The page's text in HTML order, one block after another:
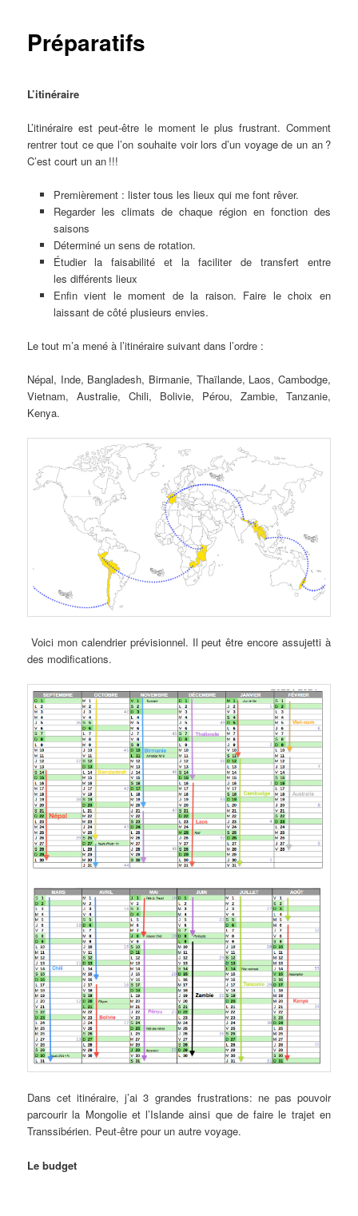
Préparatifs
L’itinéraire
L’itinéraire est peut-être le moment le plus frustrant. Comment
rentrer tout ce que l’on souhaite voir lors d’un voyage de un an ?
C’est court un an !!!
Premièrement : lister tous les lieux qui me font rêver.
Regarder les climats de chaque région en fonction des
saisons
Déterminé un sens de rotation.
Étudier la faisabilité et la faciliter de transfert entre
les différents lieux
Enfin vient le moment de la raison. Faire le choix en
laissant de côté plusieurs envies.
Le tout m’a mené à l’itinéraire suivant dans l’ordre :
Népal, Inde, Bangladesh, Birmanie, Thaïlande, Laos, Cambodge,
Vietnam, Australie, Chili, Bolivie, Pérou, Zambie, Tanzanie,
Kenya.
Voici mon calendrier prévisionnel. Il peut être encore assujetti à
des modifications.
Dans cet itinéraire, j’ai 3 grandes frustrations: ne pas pouvoir
parcourir la Mongolie et l’Islande ainsi que de faire le trajet en
Transsibérien. Peut-être pour un autre voyage.
Le budget